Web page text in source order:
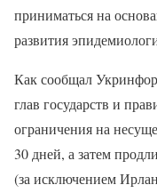
приниматься на
развития
Как сообщал
глав государств и
ограничения на
30 дней, а затем
(за исключением